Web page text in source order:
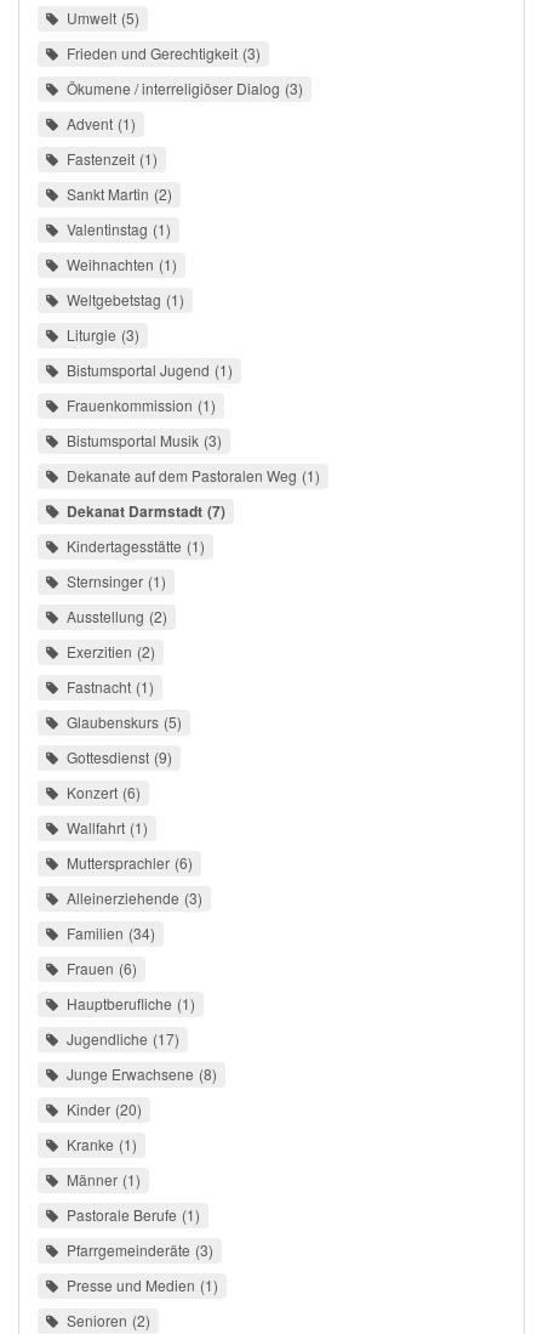
Umwelt 5
Frieden und Gerechtigkeit 3
Ökumene / interreligiöser Dialog 3
Advent 1
Fastenzeit 1
Sankt Martin 2
Valentinstag 1
Weihnachten 1
Weltgebetstag 1
Liturgie 3
Bistumsportal Jugend 1
Frauenkommission 1
Bistumsportal Musik 3
Dekanate auf dem Pastoralen Weg 1
Dekanat Darmstadt 7
Kindertagesstätte 1
Sternsinger 1
Ausstellung 2
Exerzitien 2
Fastnacht 1
Glaubenskurs 5
Gottesdienst 9
Konzert 6
Wallfahrt 1
Muttersprachler 6
Alleinerziehende 3
Familien 34
Frauen 6
Hauptberufliche 1
Jugendliche 17
Junge Erwachsene 8
Kinder 20
Kranke 1
Männer 1
Pastorale Berufe 1
Pfarrgemeinderäte 3
Presse und Medien 1
Senioren 2